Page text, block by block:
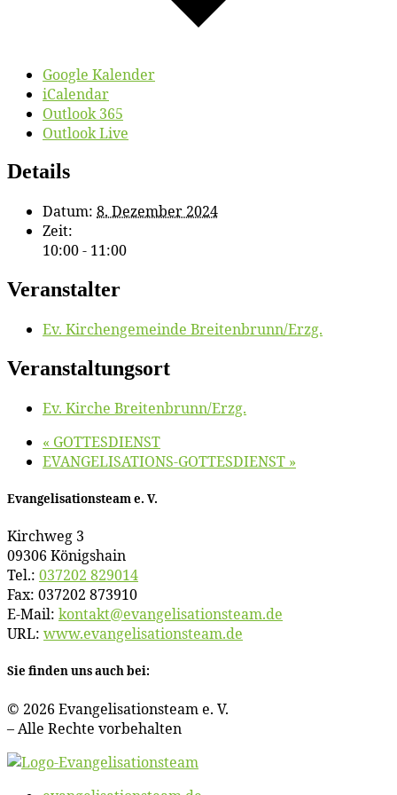
Google Kalender
iCalendar
Outlook 365
Outlook Live
Details
Datum: 8. Dezember 2024
Zeit:
10:00 - 11:00
Veranstalter
Ev. Kir­chen­ge­mein­de Breitenbrunn/​Erzg.
Veranstaltungsort
Ev. Kir­che Breitenbrunn/​Erzg.
« GOTTESDIENST
EVANGELISATIONS-GOTTESDIENST »
Evan­ge­li­sa­ti­ons­team e. V.
Kirch­weg 3
09306 Königshain
Tel.: 037202 829014
Fax: 037202 873910
E‑Mail: kontakt@​evangelisationsteam.​de
URL: www​.evan​ge​li​sa​ti​ons​team​.de
Sie fin­den uns auch bei:
© 2026 Evan­ge­li­sa­ti­ons­team e. V.
– Al­le Rech­te vorbehalten